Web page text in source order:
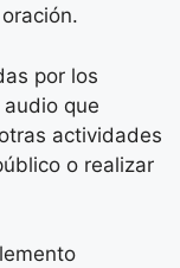
por los
que
actividades
o realizar